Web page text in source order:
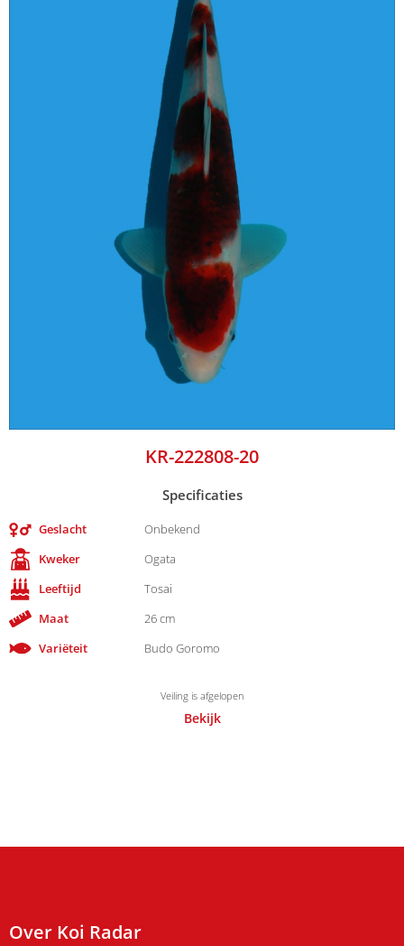
KR-222808-20
Specificaties
Geslacht
Onbekend
Kweker
Ogata
Leeftijd
Tosai
Maat
26 cm
Variëteit
Budo Goromo
Veiling is afgelopen
Bekijk
Over Koi Radar